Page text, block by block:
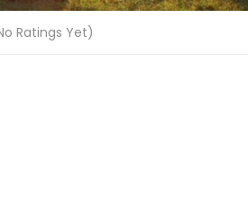
Ratings Yet)